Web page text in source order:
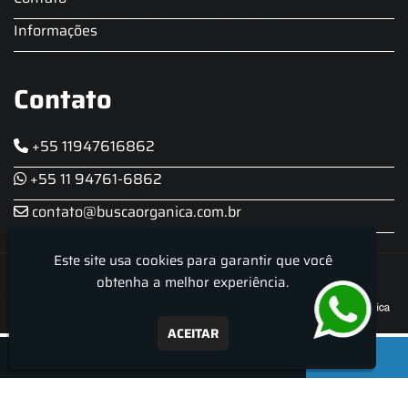
Informações
Contato
+55 11947616862
+55 11 94761-6862
contato@buscaorganica.com.br
Roda do Chopp - Aluguel De Chopeira
Este site usa cookies para garantir que você
obtenha a melhor experiência.
ACEITAR